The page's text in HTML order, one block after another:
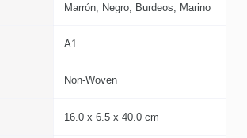
Marrón, Negro, Burdeos, Marino
A1
Non-Woven
16.0 x 6.5 x 40.0 cm